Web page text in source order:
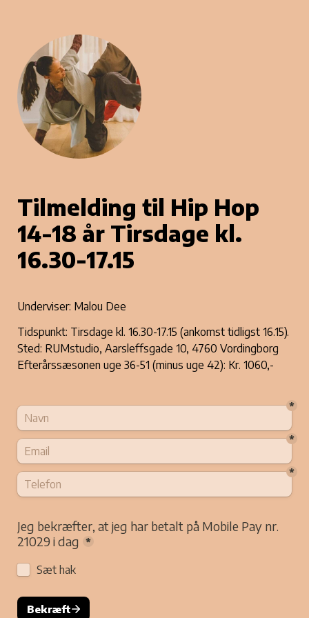
Tilmelding til Hip Hop
14-18 år Tirsdage kl.
16.30-17.15
Underviser: Malou Dee
Tidspunkt: Tirsdage kl. 16.30-17.15 (ankomst tidligst 16.15).
Sted: RUMstudio, Aarsleffsgade 10, 4760 Vordingborg
Efterårssæsonen uge 36-51 (minus uge 42): Kr. 1060,-
*
*
*
Jeg bekræfter, at jeg har betalt på Mobile Pay nr.
21029 i dag *
Sæt hak
Bekræft